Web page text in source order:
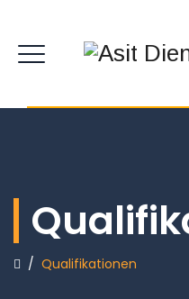
/ Qualifikationen